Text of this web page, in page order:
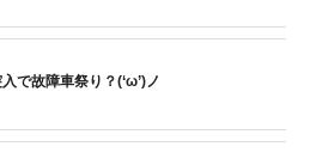
で故障車祭り？(‘ω’)ノ